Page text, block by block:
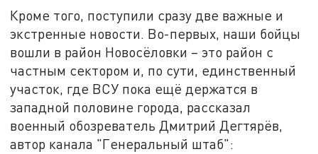
Кроме того, поступили сразу две важные и
экстренные новости. Во-первых, наши бойцы
вошли в район Новосёловки – это район с
частным сектором и, по сути, единственный
участок, где ВСУ пока ещё держатся в
западной половине города, рассказал
военный обозреватель Дмитрий Дегтярёв,
автор канала "Генеральный штаб":